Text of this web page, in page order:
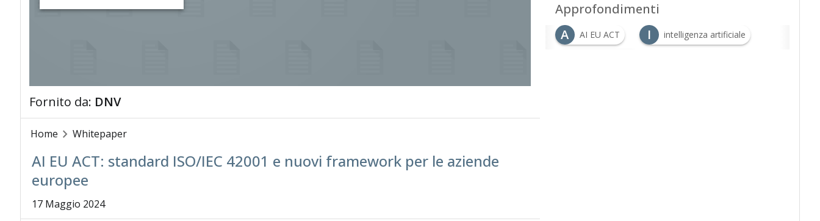
Fornito da: DNV
Home Whitepaper
AI EU ACT: standard ISO/IEC 42001 e nuovi framework per le aziende
europee
17 Maggio 2024
Approfondimenti
A
AI EU ACT I intelligenza artificiale